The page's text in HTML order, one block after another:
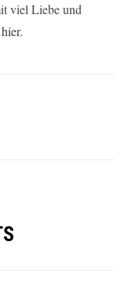
viel Liebe und
hier.